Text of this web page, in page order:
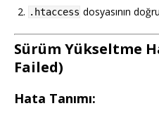
.htaccess dosyasının
Sürüm Yükseltme
Failed)
Hata Tanımı: